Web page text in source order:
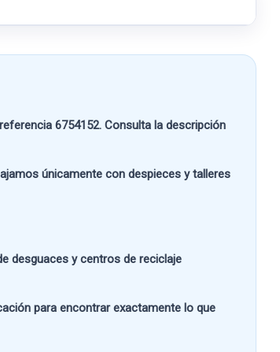
6754152. Consulta la descripción
únicamente con despieces y talleres
desguaces y centros de reciclaje
para encontrar exactamente lo que